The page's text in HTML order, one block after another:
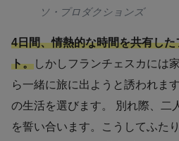
ソ・プロダクションズ
4日間、情熱的な時間を共有し
ト。しかしフランチェスカには
ら一緒に旅に出ようと誘われま
の生活を選びます。 別れ際、二
を誓い合います。こうしてふた